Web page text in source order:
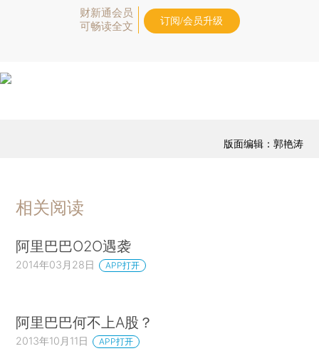
财新通会员
可畅读全文
订阅/会员升级
版面编辑：郭艳涛
相关阅读
阿里巴巴O2O遇袭
2014年03月28日 APP打开
阿里巴巴何不上A股？
2013年10月11日 APP打开